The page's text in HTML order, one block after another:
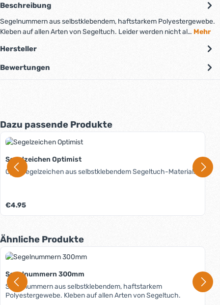
Beschreibung
Segelnummern aus selbstklebendem, haftstarkem Polyestergewebe.
Kleben auf allen Arten von Segeltuch. Leider werden nicht al… Mehr
Hersteller
Bewertungen
Produktgalerie überspringen
Dazu passende Produkte
Segelzeichen Optimist
Opti-Segelzeichen aus selbstklebendem Segeltuch-Material.
Regulärer Preis:
€4.95
Produktgalerie überspringen
Ähnliche Produkte
Segelnummern 300mm
Segelnummern aus selbstklebendem, haftstarkem
Polyestergewebe. Kleben auf allen Arten von Segeltuch.